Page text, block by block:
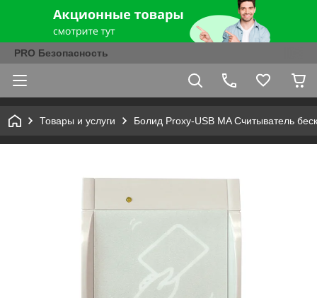
PRO Безопасность
Товары и услуги Болид Proxy-USB MA Считыватель